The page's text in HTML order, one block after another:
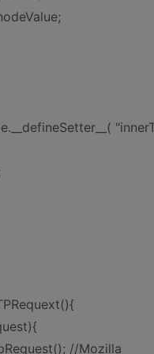
//Mozilla